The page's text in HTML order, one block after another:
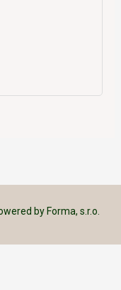
by Forma, s.r.o.